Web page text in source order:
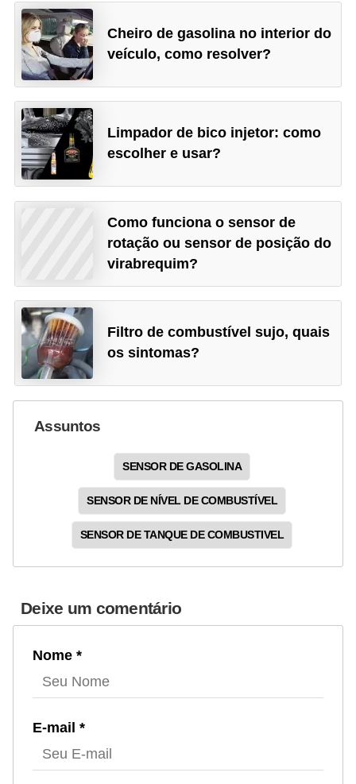
Cheiro de gasolina no interior do
veículo, como resolver?
Limpador de bico injetor: como
escolher e usar?
Como funciona o sensor de
rotação ou sensor de posição do
virabrequim?
Filtro de combustível sujo, quais
os sintomas?
Assuntos
SENSOR DE GASOLINA
SENSOR DE NÍVEL DE COMBUSTÍVEL
SENSOR DE TANQUE DE COMBUSTIVEL
Deixe um comentário
Nome *
E-mail *